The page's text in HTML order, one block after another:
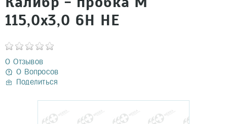
115,0х3,0 6Н НЕ
0 Отзывов
0 Вопросов
Поделиться